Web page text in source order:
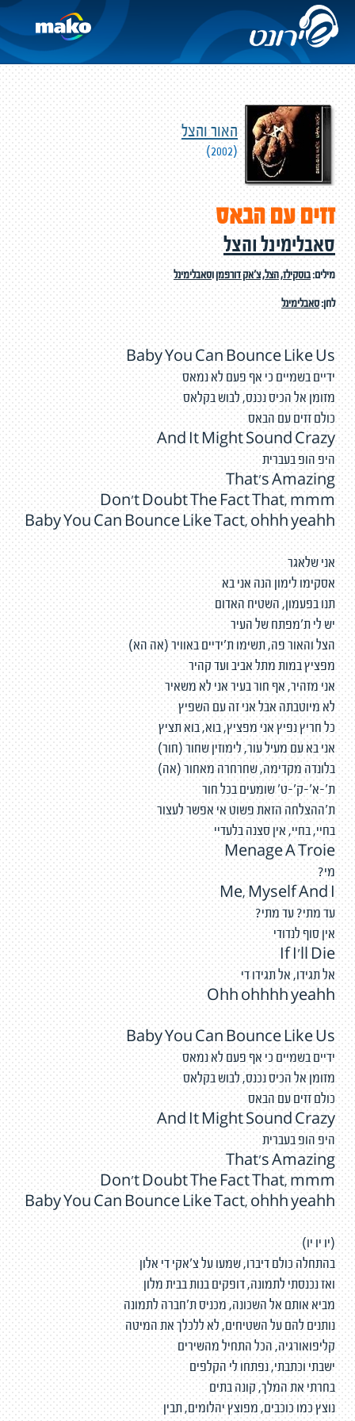
האור והצל
(2002)
זזים עם הבאס
סאבלימינל והצל
מילים:בוסקילז,הצל,צ'אק דורפמןוסאבלימינל
לחן:סאבלימינל
Baby You Can Bounce Like Us
ידיים בשמיים כי אף פעם לא נמאס
מזומן אל הכיס נכנס, לבוש בקלאס
כולם זזים עם הבאס
And It Might Sound Crazy
היפ הופ בעברית
That's Amazing
Don't Doubt The Fact That, mmm
Baby You Can Bounce Like Tact, ohhh yeahh
אני שלאגר
אסקימו לימון הנה אני בא
תנו בפעמון, השטיח האדום
יש לי ת'מפתח של העיר
הצל והאור פה, תשימו ת'ידיים באוויר (אה הא)
מפציץ במות מתל אביב ועד קהיר
אני מזהיר, אף חור בעיר אני לא משאיר
לא מיוטבתה אבל אני זה עם השפיץ
כל חריץ נפיץ אני מפציץ, בוא, בוא תציץ
אני בא עם מעיל עור, לימוזין שחור (חור)
בלונדה מקדימה, שחרחרה מאחור (אה)
ת'-א'-ק'-ט' שומעים בכל חור
ת'ההצלחה הזאת פשוט אי אפשר לעצור
בחיי, בחיי, אין סצנה בלעדיי
Menage A Troie
מי?
Me, Myself And I
עד מתי? עד מתי?
אין סוף לנדודי
If I'll Die
אל תגידו, אל תגידו די
Ohh ohhhh yeahh
Baby You Can Bounce Like Us
ידיים בשמיים כי אף פעם לא נמאס
מזומן אל הכיס נכנס, לבוש בקלאס
כולם זזים עם הבאס
And It Might Sound Crazy
היפ הופ בעברית
That's Amazing
Don't Doubt The Fact That, mmm
Baby You Can Bounce Like Tact, ohhh yeahh
(יו יו יו)
בהתחלה כולם דיברו, שמעו על צ'אקי די אלון
ואז נכנסתי לתמונה, דופקים בנות בבית מלון
מביא אותם אל השכונה, מכניס ת'חברה לתמונה
נותנים להם על השטיחים, לא ללכלך את המיטה
קליפואורגיה, הכל התחיל מהשירים
ישבתי וכתבתי, נפתחו לי הקלפים
בחרתי את המלך, קונה בתים
נוצץ כמו כוכבים, מפוצץ יהלומים, תבין